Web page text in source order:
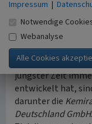
westlich der
Deutschland GmbH
IMERYS Minerals
Bei Partnerfirmen
jüngster Zeit
entwickelt hat,
darunter die
Deutschland GmbH.
Impressum |
Notwendige
Webanalyse